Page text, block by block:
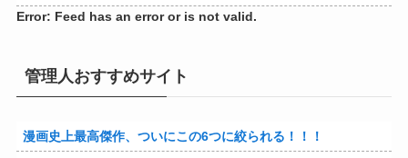
Error: Feed has an error or is not valid.
管理人おすすめサイト
漫画史上最高傑作、ついにこの6つに絞られる！！！